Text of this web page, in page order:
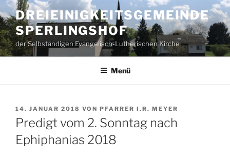
Zum
Inhalt
springen
DREIEINIGKEITSGEMEINDE
SPERLINGSHOF
der Selbständigen Evangelisch-Lutherischen Kirche
Menü
VERÖFFENTLICHT
AM
14. JANUAR 2018 VON PFARRER I.R. MEYER
Predigt vom 2. Sonntag nach
Ephiphanias 2018